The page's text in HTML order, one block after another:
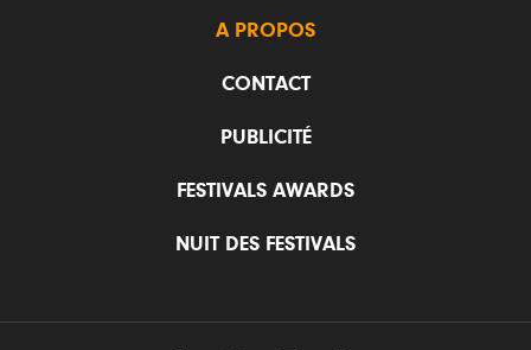
A PROPOS
CONTACT
PUBLICITÉ
FESTIVALS AWARDS
NUIT DES FESTIVALS